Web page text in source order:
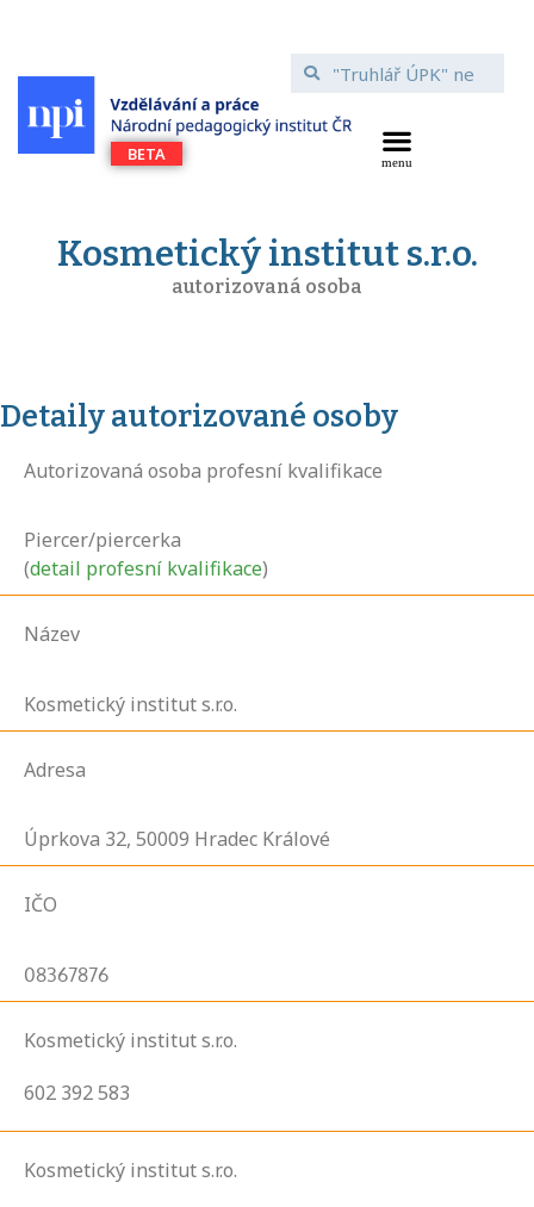
Kosmetický institut s.r.o.
autorizovaná osoba
Detaily autorizované osoby
Autorizovaná osoba profesní kvalifikace
Piercer/piercerka
(detail profesní kvalifikace)
Název
Kosmetický institut s.r.o.
Adresa
Úprkova 32, 50009 Hradec Králové
IČO
08367876
Kosmetický institut s.r.o.
602 392 583
Kosmetický institut s.r.o.